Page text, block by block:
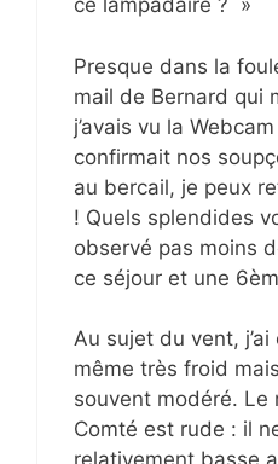
ce lampadaire ? »
Presque dans la
mail de Bernard qui
j’avais vu la
confirmait nos
au bercail, je peux
! Quels splendides
observé pas moins
ce séjour et une
Au sujet du vent,
même très froid
souvent modéré. Le
Comté est rude : il
relativement basse